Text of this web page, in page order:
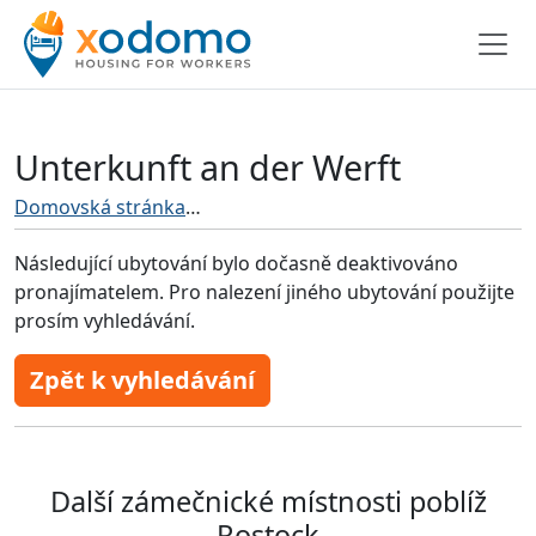
Unterkunft an der Werft
Domovská stránka
Následující ubytování bylo dočasně deaktivováno
pronajímatelem. Pro nalezení jiného ubytování použijte
prosím vyhledávání.
Zpět k vyhledávání
Další zámečnické místnosti poblíž